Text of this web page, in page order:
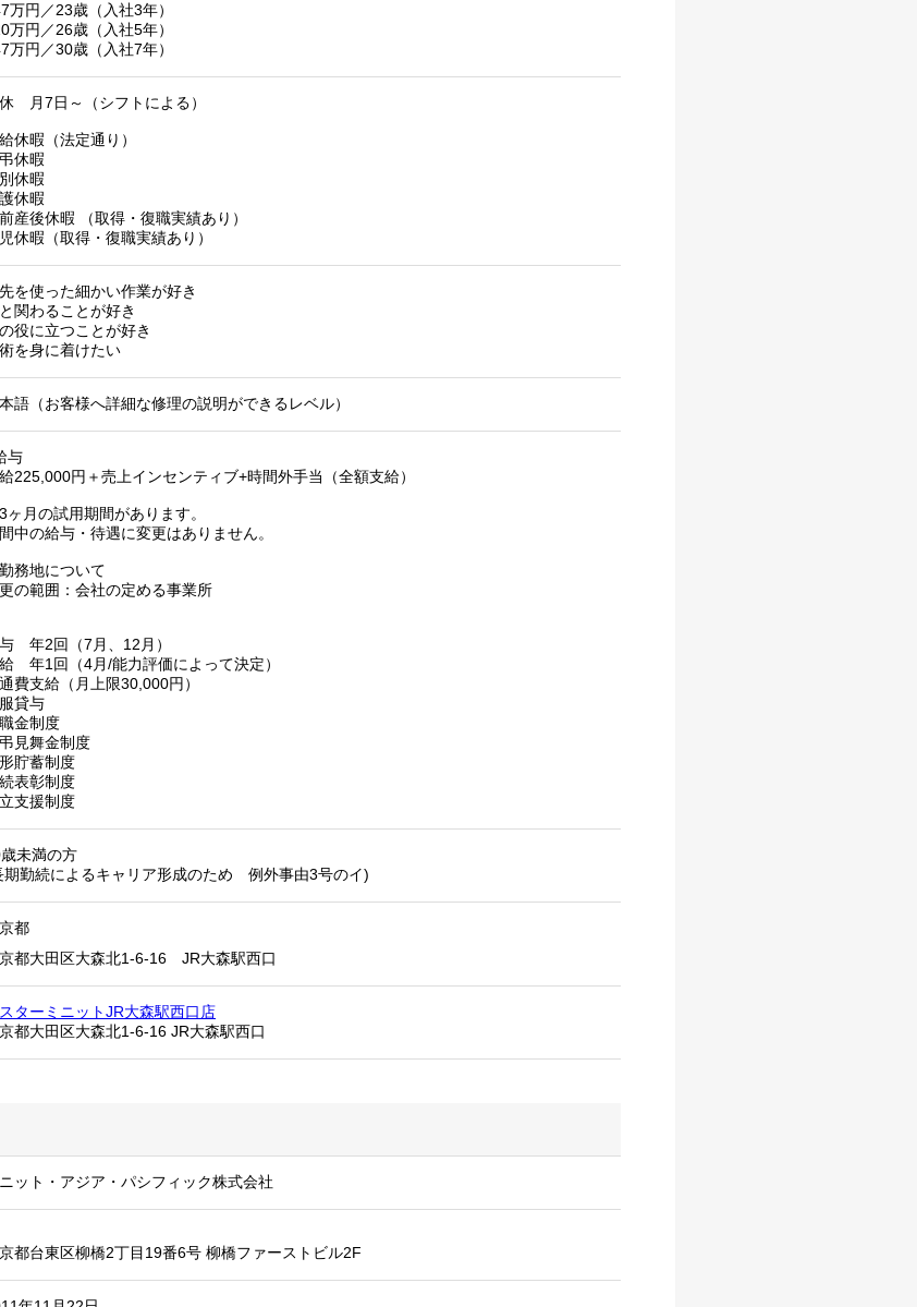
万円／23歳（入社3年）
万円／26歳（入社5年）
万円／30歳（入社7年）
月7日～（シフトによる）
休暇（法定通り）
休暇
休暇
休暇
産後休暇 （取得・復職実績あり）
休暇（取得・復職実績あり）
を使った細かい作業が好き
関わることが好き
役に立つことが好き
を身に着けたい
語（お客様へ詳細な修理の説明ができるレベル）
与
225,000円＋売上インセンティブ+時間外手当（全額支給）
月の試用期間があります。
中の給与・待遇に変更はありません。
務地について
の範囲：会社の定める事業所
年2回（7月、12月）
年1回（4月/能力評価によって決定）
費支給（月上限30,000円）
貸与
金制度
見舞金制度
貯蓄制度
表彰制度
支援制度
未満の方
期勤続によるキャリア形成のため 例外事由3号のイ)
都
都大田区大森北1-6-16 JR大森駅西口
ターミニットJR大森駅西口店
都大田区大森北1-6-16 JR大森駅西口
ット・アジア・パシフィック株式会社
都台東区柳橋2丁目19番6号 柳橋ファーストビル2F